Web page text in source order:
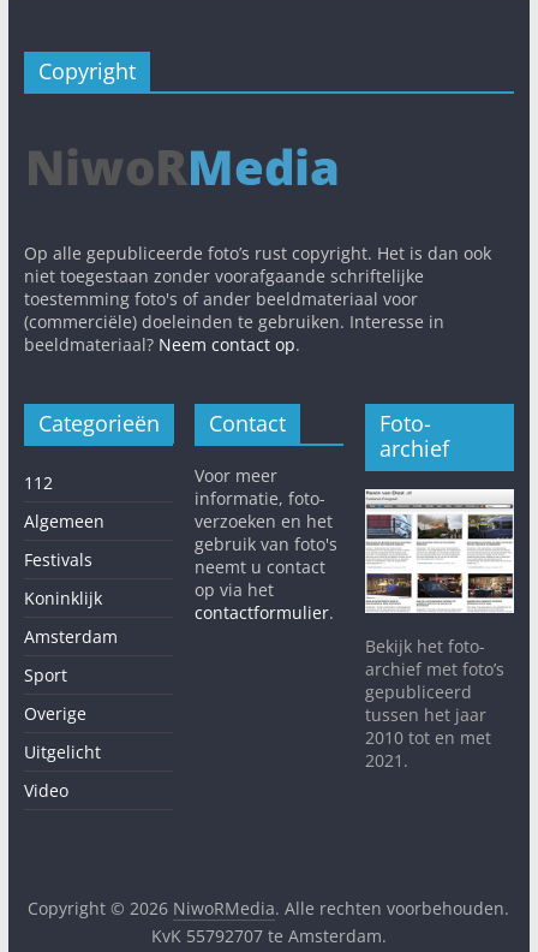
Copyright
Op alle gepubliceerde foto’s rust copyright. Het is dan ook
niet toegestaan zonder voorafgaande schriftelijke
toestemming foto's of ander beeldmateriaal voor
(commerciële) doeleinden te gebruiken. Interesse in
beeldmateriaal? Neem contact op.
Categorieën
112
Algemeen
Festivals
Koninklijk
Amsterdam
Sport
Overige
Uitgelicht
Video
Contact
Voor meer
informatie, foto-
verzoeken en het
gebruik van foto's
neemt u contact
op via het
contactformulier.
Foto-
archief
Bekijk het foto-
archief met foto’s
gepubliceerd
tussen het jaar
2010 tot en met
2021.
Copyright © 2026 NiwoRMedia. Alle rechten voorbehouden.
KvK 55792707 te Amsterdam.